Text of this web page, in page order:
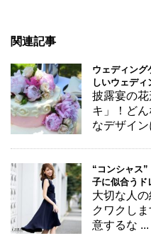
関連記事
ウェディング
しいウェデ
披露宴の
キ」！ど
なデザイン
“コンシャス
子に似合うド
大切な人
クワクし
意するな ...